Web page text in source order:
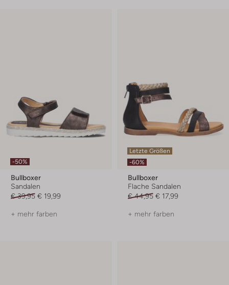
-50%
Bullboxer
Sandalen
€ 39,95 € 19,99
+ mehr farben
Letzte Größen
-60%
Bullboxer
Flache Sandalen
€ 44,95 € 17,99
+ mehr farben